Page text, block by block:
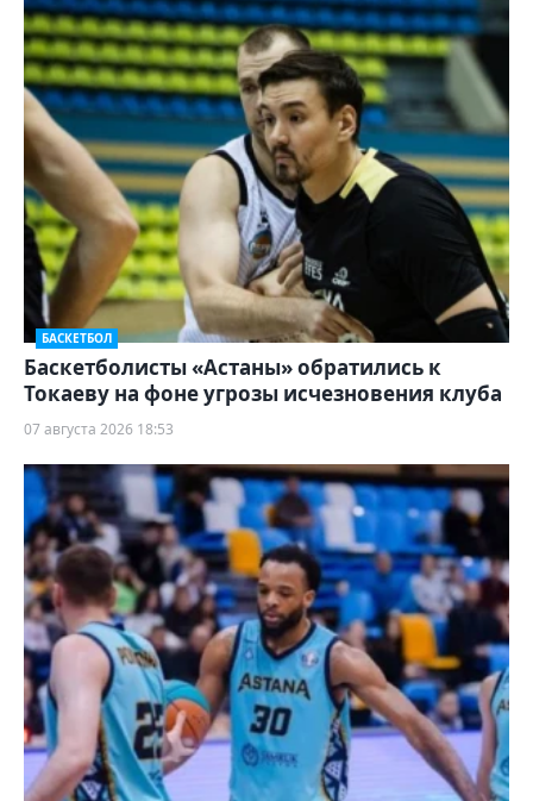
БАСКЕТБОЛ
Баскетболисты «Астаны» обратились к
Токаеву на фоне угрозы исчезновения клуба
07 августа 2026 18:53